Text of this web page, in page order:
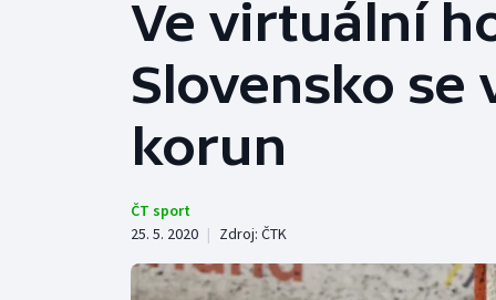
Hokej
Tenis
Atletika
Baseball a softbal
Basketbal
Ve virtuální
Slovensko se
korun
ČT sport
25. 5. 2020 | Zdroj: ČTK